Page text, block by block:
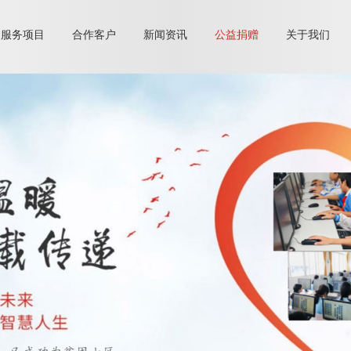
服务项目 合作客户 新闻资讯 公益捐赠 关于我们